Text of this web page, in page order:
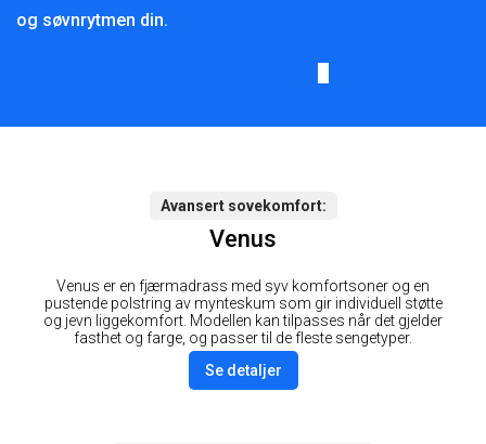
og søvnrytmen din.
Avansert sovekomfort
Venus
Venus er en fjærmadrass med syv komfortsoner og en
pustende polstring av mynteskum som gir individuell støtte
og jevn liggekomfort. Modellen kan tilpasses når det gjelder
fasthet og farge, og passer til de fleste sengetyper.
Se detaljer